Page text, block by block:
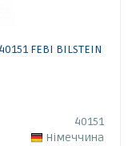
FEBI BILSTEIN
40151
Німеччина